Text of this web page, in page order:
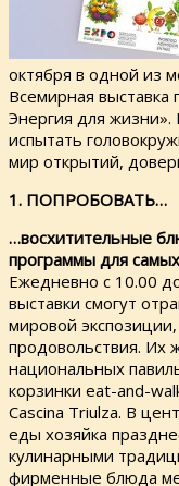
октября в одной из
Всемирная
Энергия для жизни».
испытать
мир открытий,
1. ПОПРОБОВАТЬ…
…восхитительные
программы для
Ежедневно с 10.00
выставки смогут
мировой
продовольствия. Их
национальных
корзинки eat-and-
Cascina Triulza. В
еды хозяйка
кулинарными
фирменные блюда